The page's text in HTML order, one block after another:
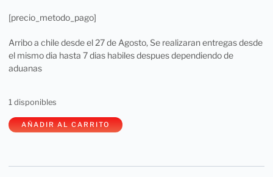
[precio_metodo_pago]
Arribo a chile desde el 27 de Agosto, Se realizaran entregas desde
el mismo dia hasta 7 dias habiles despues dependiendo de
aduanas
1 disponibles
AÑADIR AL CARRITO